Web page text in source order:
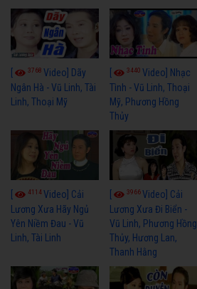
3768 Video] Dãy
Ngân Hà - Vũ Linh, Tài
Linh, Thoại Mỹ
3440Video] Nhạc
Tình - Vũ Linh, Thoại
Mỹ, Phương Hồng
Thủy
4114Video] Cải
Lương Xưa Hãy Ngủ
Yên Niềm Đau - Vũ
Linh, Tài Linh
3966Video] Cải
Lương Xưa Đi Biển -
Vũ Linh, Phương Hồng
Thủy, Hương Lan,
Thanh Hằng